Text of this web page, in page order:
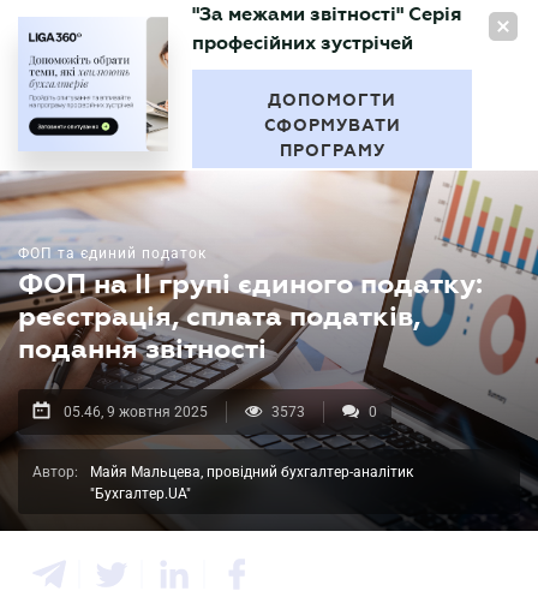
UA
БУХГАЛТЕР
"За межами звітності" Серія
професійних зустрічей
ДОПОМОГТИ
СФОРМУВАТИ
ПРОГРАМУ
ФОП та єдиний податок
ФОП на ІІ групі єдиного податку:
реєстрація, сплата податків,
подання звітності
05.46, 9 жовтня 2025 3573 0
Автор:
Майя Мальцева, провідний бухгалтер-аналітик
"Бухгалтер.UA"